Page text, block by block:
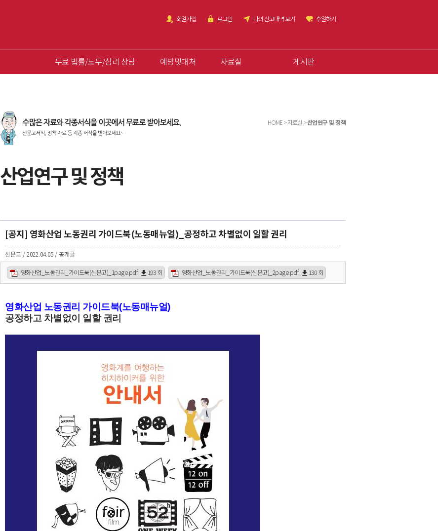
회원가입 로그인 나의 신고내역 보기 후원하기
무료 법률/노무/심리 상담 예방및대처 자료실 게시판
HOME > 자료실 >산업연구 및 정책
산업연구 및 정책
[공지] 영화산업 노동권리 가이드북(노동매뉴얼)_공정하고 차별없이 일할 권리
신문고 / 2022.04.05 / 공개글
영화산업_노동권리_가이드북(신문고)_1page.pdf 193 회 영화산업_노동권리_가이드북(신문고)_2page.pdf 130 회
영화산업 노동권리 가이드북(노동매뉴얼)
공정하고 차별없이 일할 권리